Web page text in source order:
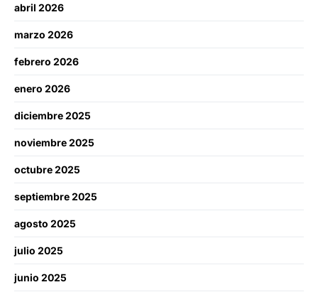
abril 2026
marzo 2026
febrero 2026
enero 2026
diciembre 2025
noviembre 2025
octubre 2025
septiembre 2025
agosto 2025
julio 2025
junio 2025